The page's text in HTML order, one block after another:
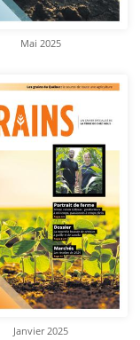
Mai 2025
Janvier 2025